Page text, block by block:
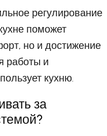
регулирование
поможет
но и достижение
работы и
кухню.
за